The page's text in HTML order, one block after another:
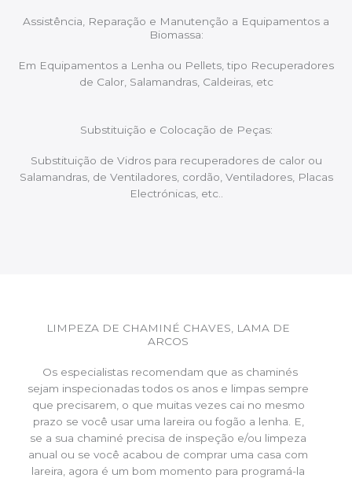
Assistência, Reparação e Manutenção a Equipamentos a
Biomassa:
Em Equipamentos a Lenha ou Pellets, tipo Recuperadores
de Calor, Salamandras, Caldeiras, etc
Substituição e Colocação de Peças:
Substituição de Vidros para recuperadores de calor ou
Salamandras, de Ventiladores, cordão, Ventiladores, Placas
Electrónicas, etc..
LIMPEZA DE CHAMINÉ CHAVES, LAMA DE
ARCOS
Os especialistas recomendam que as chaminés
sejam inspecionadas todos os anos e limpas sempre
que precisarem, o que muitas vezes cai no mesmo
prazo se você usar uma lareira ou fogão a lenha. E,
se a sua chaminé precisa de inspeção e/ou limpeza
anual ou se você acabou de comprar uma casa com
lareira, agora é um bom momento para programá-la